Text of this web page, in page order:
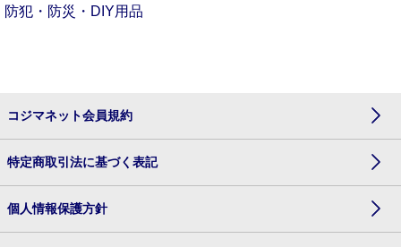
防犯・防災・DIY用品
コジマネット会員規約
特定商取引法に基づく表記
個人情報保護方針